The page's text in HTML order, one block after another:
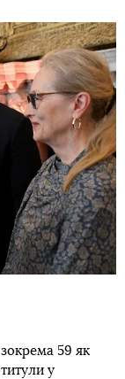
зокрема 59 як
у